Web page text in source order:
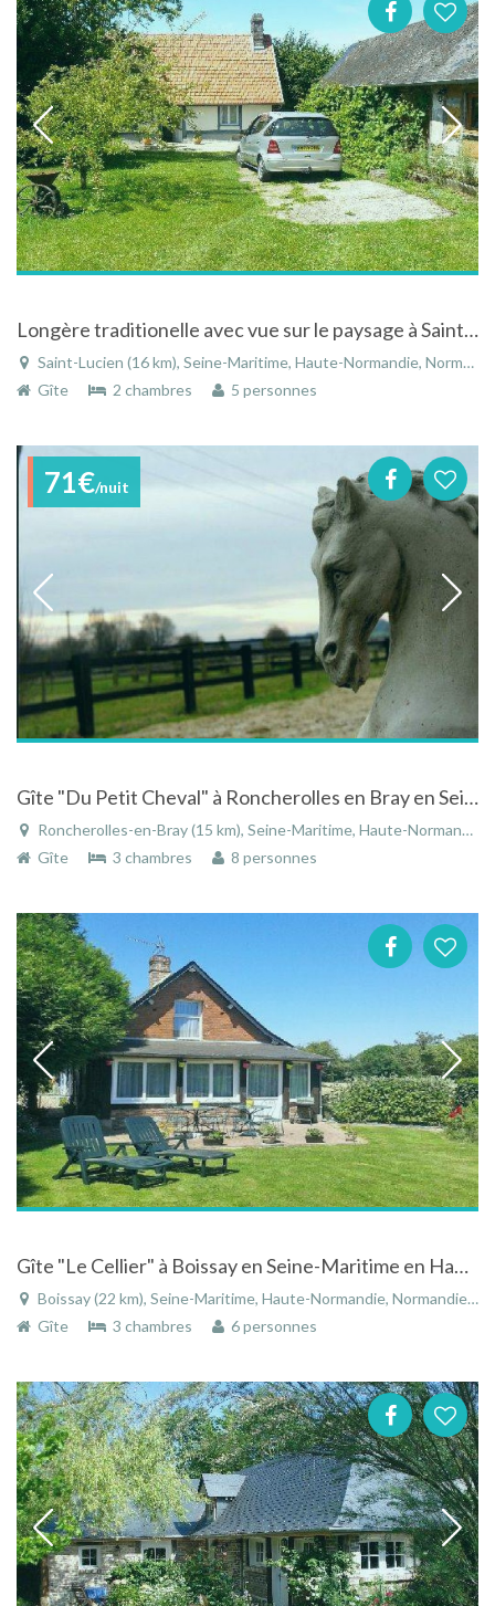
Longère traditionelle avec vue sur le paysage à Saint-Lucien dans la Seine-Maritime en Normandie
Saint-Lucien (16 km), Seine-Maritime, Haute-Normandie, Normandie, France
Gîte
2 chambres 5 personnes
71€/nuit
Gîte "Du Petit Cheval" à Roncherolles en Bray en Seine-Maritime - Haute-Normandie
Roncherolles-en-Bray (15 km), Seine-Maritime, Haute-Normandie, Normandie, France
Gîte
3 chambres 8 personnes
Gîte "Le Cellier" à Boissay en Seine-Maritime en Haute-Normandie proche d'une ferme laitière
Boissay (22 km), Seine-Maritime, Haute-Normandie, Normandie, France
Gîte
3 chambres 6 personnes